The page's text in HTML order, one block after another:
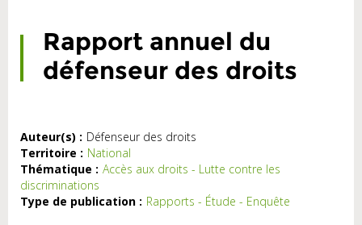
Rapport annuel du
défenseur des droits
Auteur(s) : Défenseur des droits
Territoire : National
Thématique : Accès aux droits - Lutte contre les
discriminations
Type de publication : Rapports - Étude - Enquête